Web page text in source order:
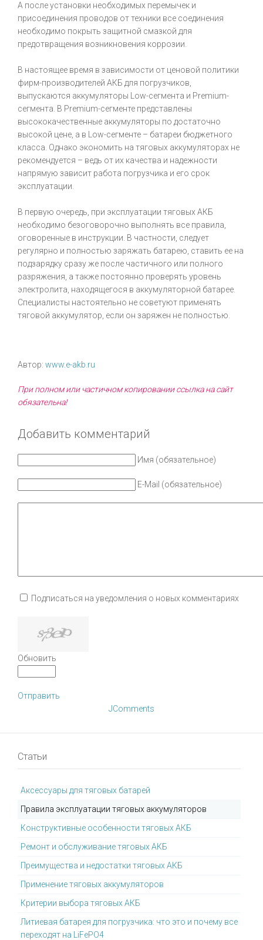
А после установки необходимых перемычек и
присоединения проводов от техники все соединения
необходимо покрыть защитной смазкой для
предотвращения возникновения коррозии.
В настоящее время в зависимости от ценовой политики
фирм-производителей АКБ для погрузчиков,
выпускаются аккумуляторы Low-сегмента и Premium-
сегмента. В Premium-сегменте представлены
высококачественные аккумуляторы по достаточно
высокой цене, а в Low-сегменте – батареи бюджетного
класса. Однако экономить на тяговых аккумуляторах не
рекомендуется – ведь от их качества и надежности
напрямую зависит работа погрузчика и его срок
эксплуатации.
В первую очередь, при эксплуатации тяговых АКБ
необходимо безоговорочно выполнять все правила,
оговоренные в инструкции. В частности, следует
регулярно и полностью заряжать батарею, ставить ее на
подзарядку сразу же после частичного или полного
разряжения, а также постоянно проверять уровень
электролита, находящегося в аккумуляторной батарее.
Специалисты настоятельно не советуют применять
тяговой аккумулятор, если он заряжен не полностью.
Автор: www.e-akb.ru
При полном или частичном копировании ссылка на сайт
обязательна!
Добавить комментарий
Имя (обязательное)
E-Mail (обязательное)
Подписаться на уведомления о новых комментариях
Обновить
Отправить
JComments
Статьи
Аксессуары для тяговых батарей
Правила эксплуатации тяговых аккумуляторов
Конструктивные особенности тяговых АКБ
Ремонт и обслуживание тяговых АКБ
Преимущества и недостатки тяговых АКБ
Применение тяговых аккумуляторов
Критерии выбора тяговых АКБ
Литиевая батарея для погрузчика: что это и почему все
переходят на LiFePO4